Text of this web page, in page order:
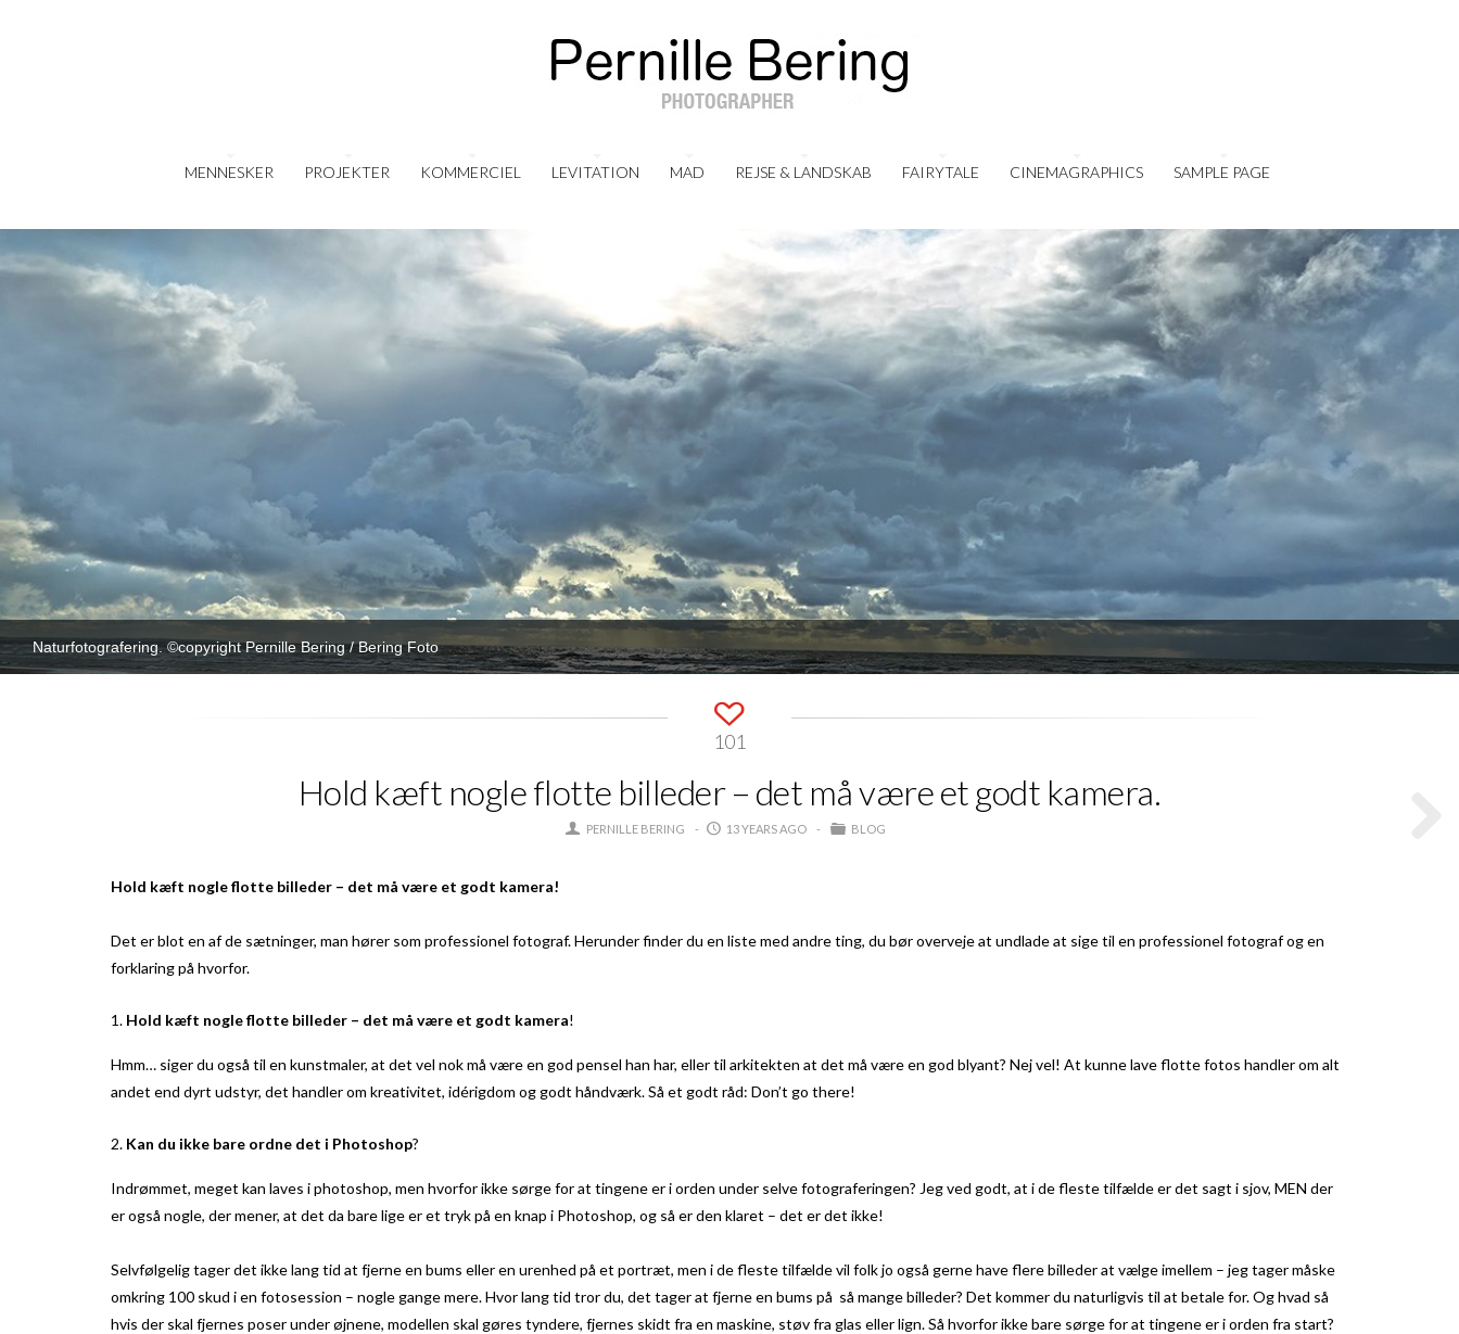
MENNESKER PROJEKTER KOMMERCIEL LEVITATION MAD REJSE & LANDSKAB FAIRYTALE CINEMAGRAPHICS SAMPLE PAGE
Naturfotografering. ©copyright Pernille Bering / Bering Foto
101
Hold kæft nogle flotte billeder – det må være et godt kamera.
PERNILLE BERING 13 YEARS AGO BLOG
Hold kæft nogle flotte billeder – det må være et godt kamera!
Det er blot en af de sætninger, man hører som professionel fotograf. Herunder finder du en liste med andre ting, du bør overveje at undlade at sige til en professionel fotograf og en
forklaring på hvorfor.
Hold kæft nogle flotte billeder – det må være et godt kamera!
Hmm… siger du også til en kunstmaler, at det vel nok må være en god pensel han har, eller til arkitekten at det må være en god blyant? Nej vel! At kunne lave flotte fotos handler om alt
andet end dyrt udstyr, det handler om kreativitet, idérigdom og godt håndværk. Så et godt råd: Don’t go there!
Kan du ikke bare ordne det i Photoshop?
Indrømmet, meget kan laves i photoshop, men hvorfor ikke sørge for at tingene er i orden under selve fotograferingen? Jeg ved godt, at i de fleste tilfælde er det sagt i sjov, MEN der
er også nogle, der mener, at det da bare lige er et tryk på en knap i Photoshop, og så er den klaret – det er det ikke!
Selvfølgelig tager det ikke lang tid at fjerne en bums eller en urenhed på et portræt, men i de fleste tilfælde vil folk jo også gerne have flere billeder at vælge imellem – jeg tager måske
omkring 100 skud i en fotosession – nogle gange mere. Hvor lang tid tror du, det tager at fjerne en bums på så mange billeder? Det kommer du naturligvis til at betale for. Og hvad så
hvis der skal fjernes poser under øjnene, modellen skal gøres tyndere, fjernes skidt fra en maskine, støv fra glas eller lign. Så hvorfor ikke bare sørge for at tingene er i orden fra start?